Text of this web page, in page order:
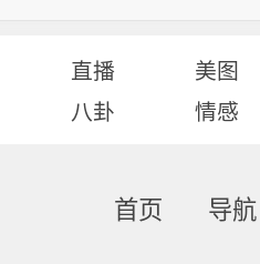
直播 美图
八卦 情感
首页 导航